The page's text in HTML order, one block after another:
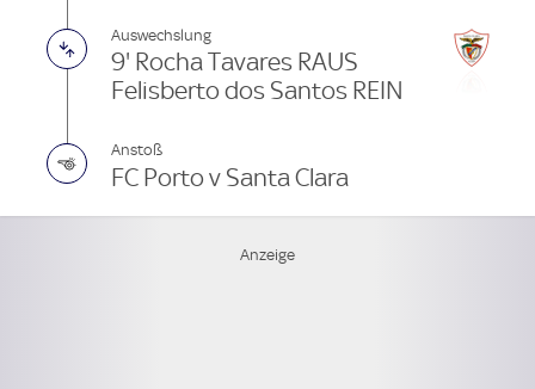
Auswechslung
9' Rocha Tavares RAUS
Felisberto dos Santos REIN
Anstoß
FC Porto v Santa Clara